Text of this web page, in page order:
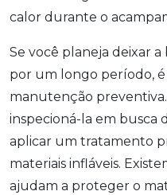
calor durante o
Se você planeja deixar
por um longo período,
manutenção
inspecioná-la em busca
aplicar um tratamento
materiais infláveis.
ajudam a proteger o